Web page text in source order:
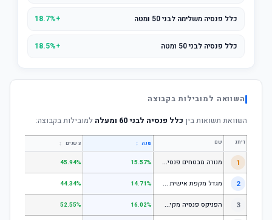
כלל פנסיה משלימה לבני 50 ומטה +18.7%
כלל פנסיה לבני 50 ומטה +18.5%
השוואה למובילות בקבוצה
השוואת תשואות בין כלל פנסיה לבני 60 ומעלה למובילות בקבוצה:
דירוג שם שנה ↕ 3 שנים ↕
1 מ
נורה מבטחים פנסיה - כללי 15.57%
45.94%
2 מ
גדל מקפת אישית כללי 14.71%
44.34%
3 ה
פניקס פנסיה מקיפה - מסלול לבני 50 ומטה 16.02%
52.55%